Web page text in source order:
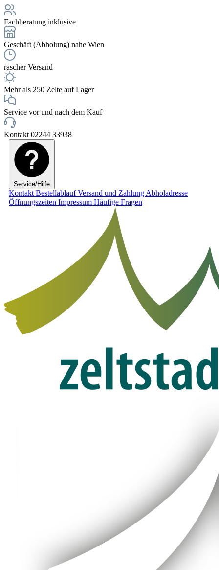
Fachberatung inklusive
Geschäft (Abholung) nahe Wien
rascher Versand
Mehr als 250 Zelte auf Lager
Service vor und nach dem Kauf
Kontakt 02244 33938
Service/Hilfe
Kontakt BestellablaufVersand und Zahlung Abholadresse
Öffnungszeiten Impressum Häufige Fragen